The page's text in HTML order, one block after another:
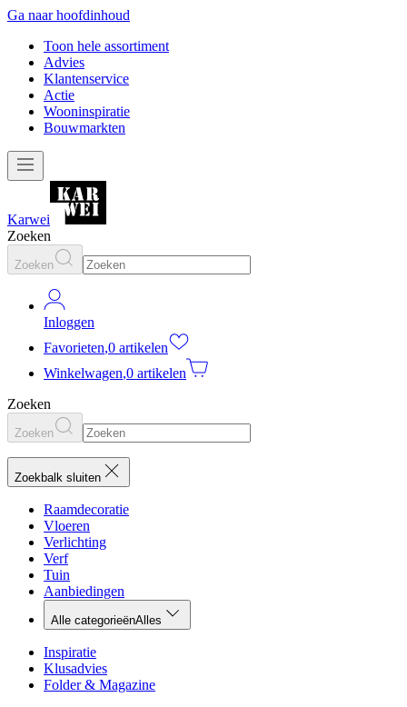
Ga naar hoofdinhoud
Toon hele assortiment
Advies
Klantenservice
Actie
Wooninspiratie
Bouwmarkten
Karwei
Zoeken
Zoeken
Inloggen
Favorieten,0 artikelen
Winkelwagen,0 artikelen
Zoeken
Zoeken
Zoekbalk sluiten
Raamdecoratie
Vloeren
Verlichting
Verf
Tuin
Aanbiedingen
Alle categorieënAlles
Inspiratie
Klusadvies
Folder & Magazine